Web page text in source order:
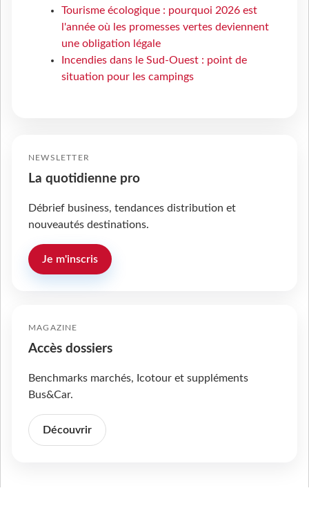
Tourisme écologique : pourquoi 2026 est
l'année où les promesses vertes deviennent
une obligation légale
Incendies dans le Sud-Ouest : point de
situation pour les campings
NEWSLETTER
La quotidienne pro
Débrief business, tendances distribution et
nouveautés destinations.
Je m'inscris
MAGAZINE
Accès dossiers
Benchmarks marchés, Icotour et suppléments
Bus&Car.
Découvrir